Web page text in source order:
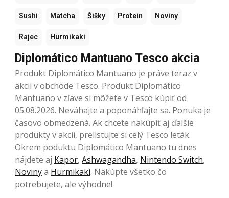
Sushi Matcha Šišky Protein Noviny
Rajec Hurmikaki
Diplomático Mantuano Tesco akcia
Produkt Diplomático Mantuano je práve teraz v
akcii v obchode Tesco. Produkt Diplomático
Mantuano v zľave si môžete v Tesco kúpiť od
05.08.2026. Neváhajte a poponáhľajte sa. Ponuka je
časovo obmedzená. Ak chcete nakúpiť aj ďalšie
produkty v akcii, prelistujte si celý Tesco leták.
Okrem poduktu Diplomático Mantuano tu dnes
nájdete aj Kapor, Ashwagandha, Nintendo Switch,
Novinya Hurmikaki. Nakúpte všetko čo
potrebujete, ale výhodne!